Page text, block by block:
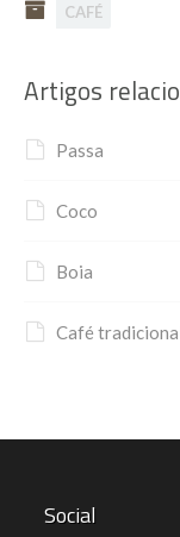
CAFÉ
Artigos
Passa
Coco
Boia
Café
Social